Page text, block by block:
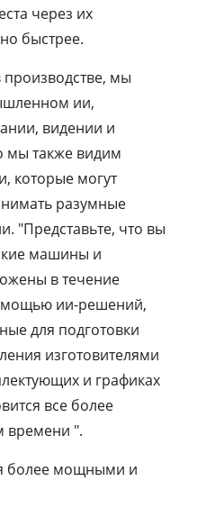
через их
быстрее.
мы
ии,
видении и
также видим
которые могут
разумные
"Представьте, что вы
машины и
в течение
ии-решений,
для подготовки
изготовителями
и графиках
все более
времени ".
более мощными и